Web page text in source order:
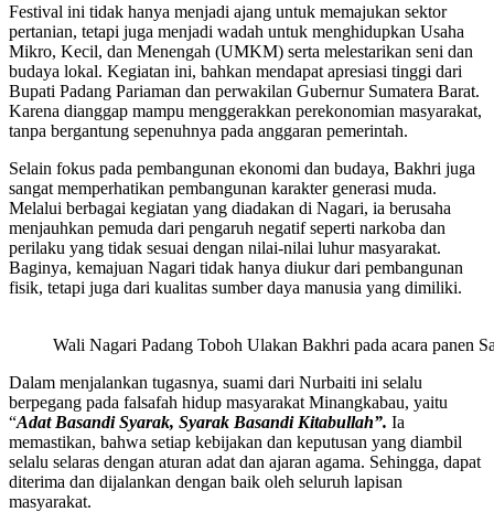
Festival ini tidak hanya menjadi ajang untuk memajukan sektor
pertanian, tetapi juga menjadi wadah untuk menghidupkan Usaha
Mikro, Kecil, dan Menengah (UMKM) serta melestarikan seni dan
budaya lokal. Kegiatan ini, bahkan mendapat apresiasi tinggi dari
Bupati Padang Pariaman dan perwakilan Gubernur Sumatera Barat.
Karena dianggap mampu menggerakkan perekonomian masyarakat,
tanpa bergantung sepenuhnya pada anggaran pemerintah.
Selain fokus pada pembangunan ekonomi dan budaya, Bakhri juga
sangat memperhatikan pembangunan karakter generasi muda.
Melalui berbagai kegiatan yang diadakan di Nagari, ia berusaha
menjauhkan pemuda dari pengaruh negatif seperti narkoba dan
perilaku yang tidak sesuai dengan nilai-nilai luhur masyarakat.
Baginya, kemajuan Nagari tidak hanya diukur dari pembangunan
fisik, tetapi juga dari kualitas sumber daya manusia yang dimiliki.
Wali Nagari Padang Toboh Ulakan Bakhri pada acara panen
Dalam menjalankan tugasnya, suami dari Nurbaiti ini selalu
berpegang pada falsafah hidup masyarakat Minangkabau, yaitu
“Adat Basandi Syarak, Syarak Basandi Kitabullah”. Ia
memastikan, bahwa setiap kebijakan dan keputusan yang diambil
selalu selaras dengan aturan adat dan ajaran agama. Sehingga, dapat
diterima dan dijalankan dengan baik oleh seluruh lapisan
masyarakat.